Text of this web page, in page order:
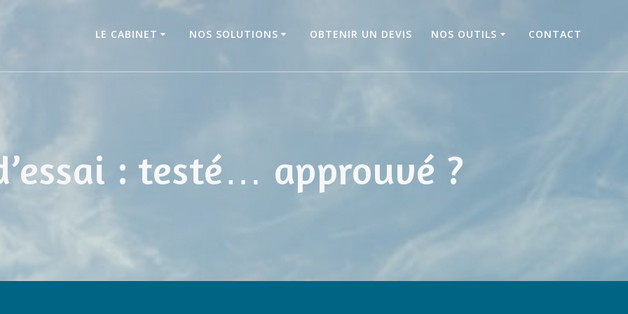
LE CABINET NOS SOLUTIONS OBTENIR UN DEVIS NOS OUTILS CONTACT
: testé… approuvé ?